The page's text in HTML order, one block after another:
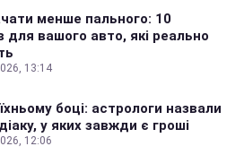
менше пального: 10
для вашого авто, які реально
13:14
боці: астрологи назвали
у яких завжди є гроші
12:06